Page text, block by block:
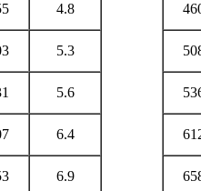
4.8
5.3
5.6
6.4
6.9